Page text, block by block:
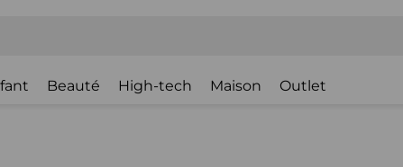
Beauté High-tech Maison Outlet